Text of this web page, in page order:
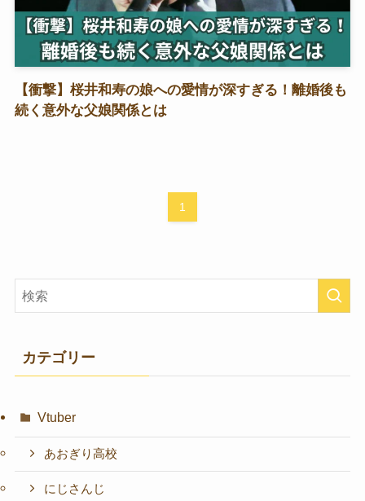
【衝撃】桜井和寿の娘への愛情が深すぎる！離婚後も
続く意外な父娘関係とは
1
カテゴリー
Vtuber
あおぎり高校
にじさんじ